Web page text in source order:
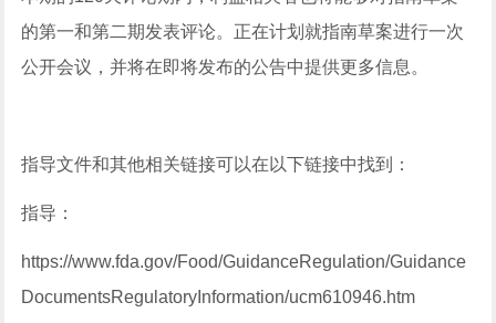
的第一和第二期发表评论。正在计划就指南草案进行一次
公开会议，并将在即将发布的公告中提供更多信息。
指导文件和其他相关链接可以在以下链接中找到：
指导：
https://www.fda.gov/Food/GuidanceRegulation/Guidance
DocumentsRegulatoryInformation/ucm610946.htm